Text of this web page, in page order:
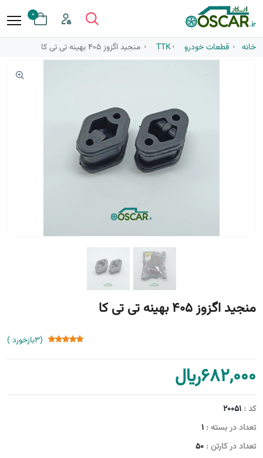
0
خانه قطعات خودرو TTK منجید اگزوز 405 بهینه تی تی کا
منجید اگزوز 405 بهینه تی تی کا
(3بازخورد )
682,000﷼
کد : 20051
تعداد در بسته : 1
تعداد در کارتن : 50